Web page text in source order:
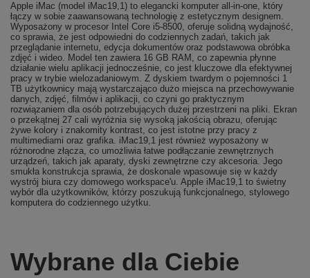
Apple iMac (model iMac19,1) to elegancki komputer all-in-one, który
łączy w sobie zaawansowaną technologię z estetycznym designem.
Wyposażony w procesor Intel Core i5-8500, oferuje solidną wydajność,
co sprawia, że jest odpowiedni do codziennych zadań, takich jak
przeglądanie internetu, edycja dokumentów oraz podstawowa obróbka
zdjęć i wideo. Model ten zawiera 16 GB RAM, co zapewnia płynne
działanie wielu aplikacji jednocześnie, co jest kluczowe dla efektywnej
pracy w trybie wielozadaniowym. Z dyskiem twardym o pojemności 1
TB użytkownicy mają wystarczająco dużo miejsca na przechowywanie
danych, zdjęć, filmów i aplikacji, co czyni go praktycznym
rozwiązaniem dla osób potrzebujących dużej przestrzeni na pliki. Ekran
o przekątnej 27 cali wyróżnia się wysoką jakością obrazu, oferując
żywe kolory i znakomity kontrast, co jest istotne przy pracy z
multimediami oraz grafika. iMac19,1 jest również wyposażony w
różnorodne złącza, co umożliwia łatwe podłączanie zewnętrznych
urządzeń, takich jak aparaty, dyski zewnętrzne czy akcesoria. Jego
smukła konstrukcja sprawia, że doskonale wpasowuje się w każdy
wystrój biura czy domowego workspace'u. Apple iMac19,1 to świetny
wybór dla użytkowników, którzy poszukują funkcjonalnego, stylowego
komputera do codziennego użytku.
Wybrane dla Ciebie